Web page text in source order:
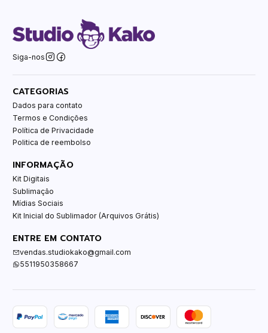
Siga-nos
CATEGORIAS
Dados para contato
Termos e Condições
Política de Privacidade
Politica de reembolso
INFORMAÇÃO
Kit Digitais
Sublimação
Mídias Sociais
Kit Inicial do Sublimador (Arquivos Grátis)
ENTRE EM CONTATO
vendas.studiokako@gmail.com
5511950358667